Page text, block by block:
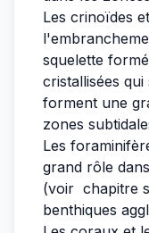
Les crinoïdes
squelette
cristallisées
forment une
zones
Les
grand rôle
(voir chapitre
benthiques